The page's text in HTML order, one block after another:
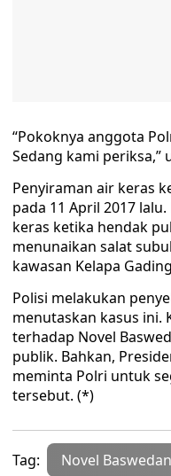
“Pokoknya anggota
Sedang kami periksa,”
Penyiraman air keras
pada 11 April 2017
keras ketika hendak
menunaikan salat
kawasan Kelapa
Polisi melakukan
menutaskan kasus ini.
terhadap Novel
publik. Bahkan,
meminta Polri untuk
tersebut. (*)
Tag: Novel Baswedan